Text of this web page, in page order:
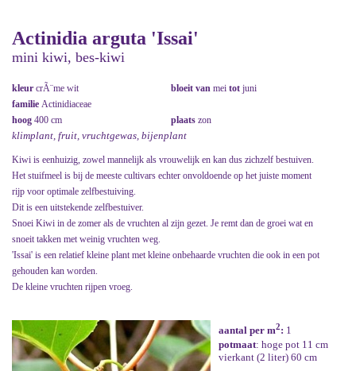
Actinidia arguta 'Issai'
mini kiwi, bes-kiwi
kleur crÃ¨me wit bloeit van mei tot juni
familie Actinidiaceae
hoog 400 cm plaats zon
klimplant, fruit, vruchtgewas, bijenplant
Kiwi is eenhuizig, zowel mannelijk als vrouwelijk en kan dus zichzelf bestuiven.
Het stuifmeel is bij de meeste cultivars echter onvoldoende op het juiste moment
rijp voor optimale zelfbestuiving.
Dit is een uitstekende zelfbestuiver.
Snoei Kiwi in de zomer als de vruchten al zijn gezet. Je remt dan de groei wat en
snoeit takken met weinig vruchten weg.
'Issai' is een relatief kleine plant met kleine onbehaarde vruchten die ook in een pot
gehouden kan worden.
De kleine vruchten rijpen vroeg.
aantal per m2: 1
potmaat: hoge pot 11 cm
vierkant (2 liter) 60 cm